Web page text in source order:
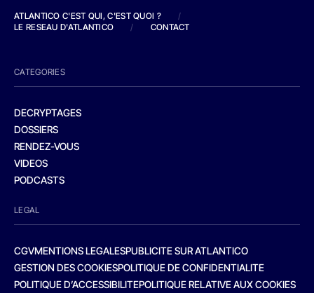
ATLANTICO C'EST QUI, C'EST QUOI ?
/
LE RESEAU D'ATLANTICO
/ CONTACT
CATEGORIES
DECRYPTAGES
DOSSIERS
RENDEZ-VOUS
VIDEOS
PODCASTS
LEGAL
CGVMENTIONS LEGALESPUBLICITE SUR ATLANTICO
GESTION DES COOKIESPOLITIQUE DE CONFIDENTIALITE
POLITIQUE D’ACCESSIBILITEPOLITIQUE RELATIVE AUX COOKIES